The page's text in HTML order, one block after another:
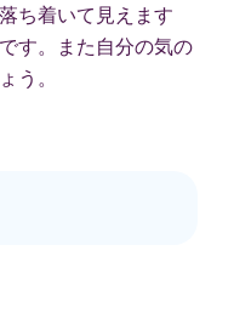
ち着いて見えます
す。また自分の気の
う。